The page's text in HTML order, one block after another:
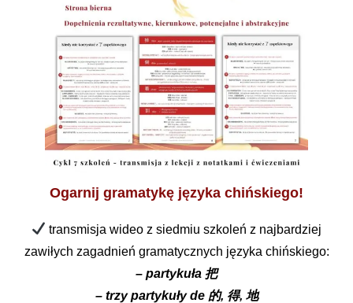
Ogarnij gramatykę języka chińskiego!
transmisja wideo z siedmiu szkoleń z najbardziej
zawiłych zagadnień gramatycznych języka chińskiego:
– partykuła 把
– trzy partykuły de 的, 得, 地